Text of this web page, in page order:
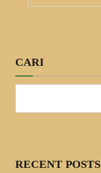
CARI
RECENT POSTS